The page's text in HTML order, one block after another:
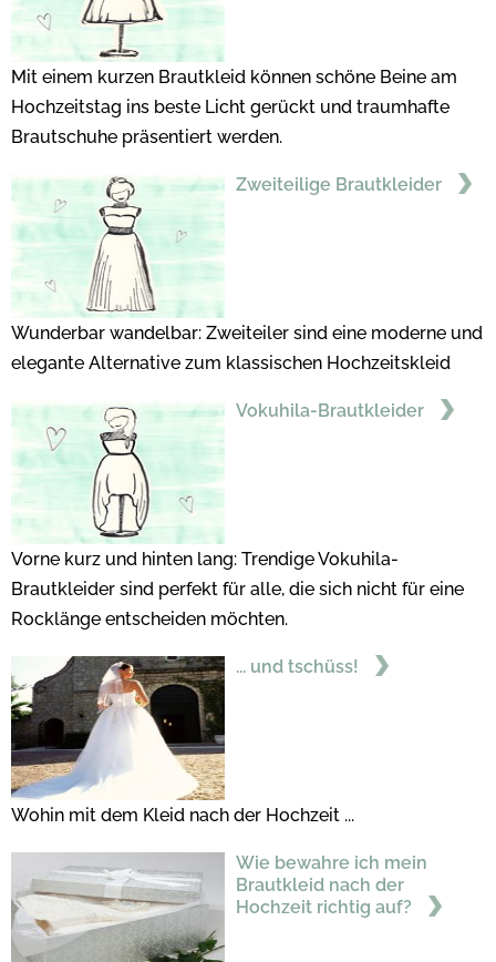
Mit einem kurzen Brautkleid können schöne Beine am
Hochzeitstag ins beste Licht gerückt und traumhafte
Brautschuhe präsentiert werden.
Zweiteilige Brautkleider
Wunderbar wandelbar: Zweiteiler sind eine moderne und
elegante Alternative zum klassischen Hochzeitskleid
Vokuhila-Brautkleider
Vorne kurz und hinten lang: Trendige Vokuhila-
Brautkleider sind perfekt für alle, die sich nicht für eine
Rocklänge entscheiden möchten.
... und tschüss!
Wohin mit dem Kleid nach der Hochzeit ...
Wie bewahre ich mein
Brautkleid nach der
Hochzeit richtig auf?